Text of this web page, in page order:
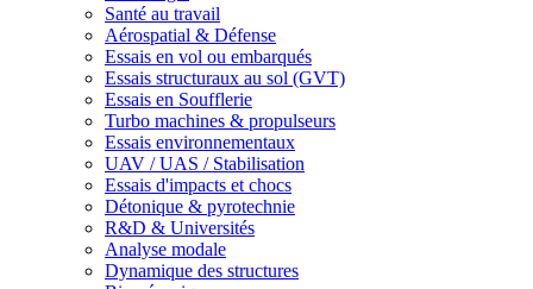
Santé au travail
Aérospatial & Défense
Essais en vol ou embarqués
Essais structuraux au sol (GVT)
Essais en Soufflerie
Turbo machines & propulseurs
Essais environnementaux
UAV / UAS / Stabilisation
Essais d'impacts et chocs
Détonique & pyrotechnie
R&D & Universités
Analyse modale
Dynamique des structures